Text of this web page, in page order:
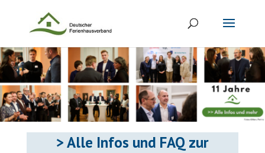
> Alle Infos und FAQ zur